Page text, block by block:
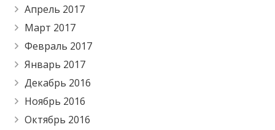
Апрель 2017
Март 2017
Февраль 2017
Январь 2017
Декабрь 2016
Ноябрь 2016
Октябрь 2016